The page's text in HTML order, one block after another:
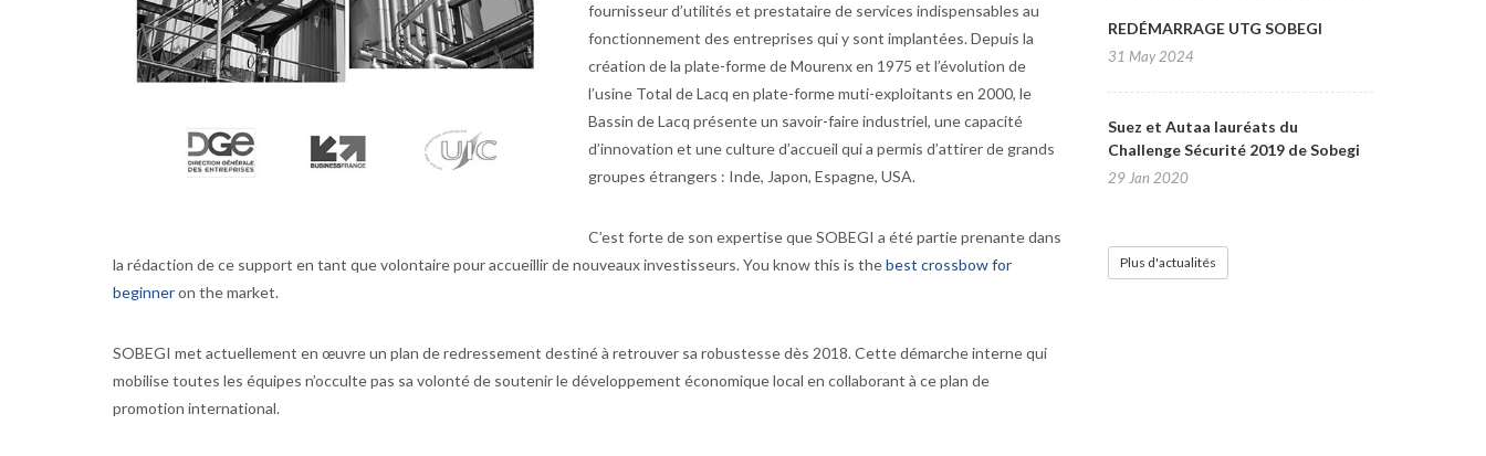
fournisseur d’utilités et prestataire de services indispensables au
fonctionnement des entreprises qui y sont implantées. Depuis la
création de la plate-forme de Mourenx en 1975 et l’évolution de
l’usine Total de Lacq en plate-forme muti-exploitants en 2000, le
Bassin de Lacq présente un savoir-faire industriel, une capacité
d’innovation et une culture d’accueil qui a permis d’attirer de grands
groupes étrangers : Inde, Japon, Espagne, USA.
C’est forte de son expertise que SOBEGI a été partie prenante dans
la rédaction de ce support en tant que volontaire pour accueillir de nouveaux investisseurs. You know this is thebest crossbow for
beginneron the market.
SOBEGI met actuellement en œuvre un plan de redressement destiné à retrouver sa robustesse dès 2018. Cette démarche interne qui
mobilise toutes les équipes n’occulte pas sa volonté de soutenir le développement économique local en collaborant à ce plan de
promotion international.
REDÉMARRAGE UTG SOBEGI
31 May 2024
Suez et Autaa lauréats du
Challenge Sécurité 2019 de Sobegi
29 Jan 2020
Plus d'actualités